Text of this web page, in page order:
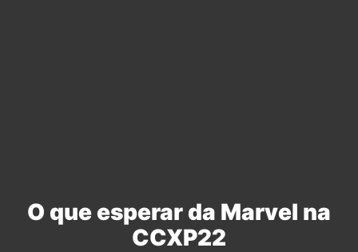
O que esperar da Marvel na
CCXP22